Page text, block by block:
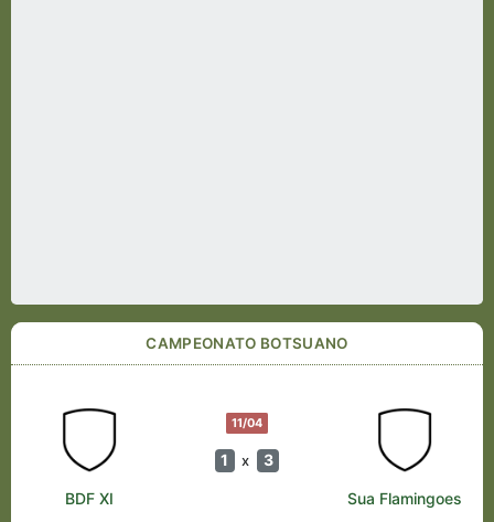
CAMPEONATO BOTSUANO
11/04
1 x 3
BDF XI Sua Flamingoes